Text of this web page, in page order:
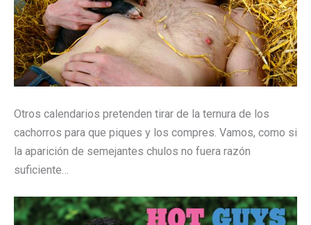
Otros calendarios pretenden tirar de la ternura de los
cachorros para que piques y los compres. Vamos, como si
la aparición de semejantes chulos no fuera razón
suficiente…